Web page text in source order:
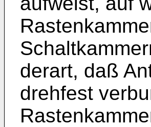
derart, daß
drehfest